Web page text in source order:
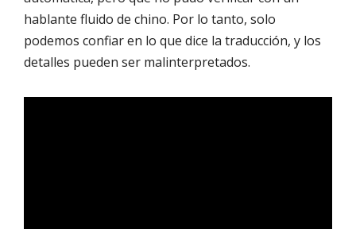
hablante fluido de chino. Por lo tanto, solo
podemos confiar en lo que dice la traducción, y los
detalles pueden ser malinterpretados.